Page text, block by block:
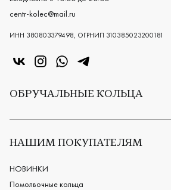
centr-kolec@mail.ru
ИНН 380803379498, ОГРНИП 310385023200181
«Центр колец» в VK
«Центр колец» в Instagram
«Центр колец» в Whatsapp
«Центр колец» в
ОБРУЧАЛЬНЫЕ КОЛЬЦА
Все обручальные кольца
Европейские обручальные кольца
Мужские обручальные кольца
Женские обручальные кольца
НАШИМ ПОКУПАТЕЛЯМ
НОВИНКИ
Помолвочные кольца